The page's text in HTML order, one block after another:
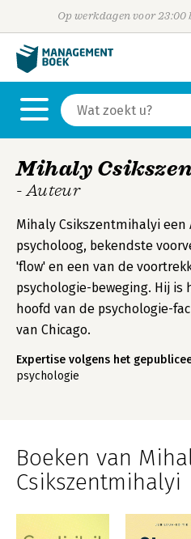
Op werkdagen voor
Mihaly
- Auteur
Mihaly Csikszentmihalyi
psycholoog, bekendste
'flow' en een van de
psychologie-beweging. Hij
hoofd van de psychologie-
van Chicago.
Expertise volgens het
psychologie
Boeken van
Csikszentmihalyi